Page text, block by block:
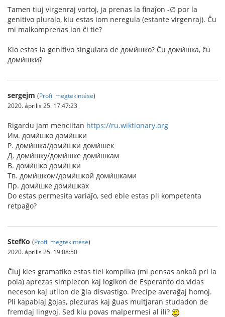
Tamen tiuj virgenraj vortoj, ja prenas la finaĵon -∅ por la
genitivo pluralo, kiu estas iom neregula (estante virgenraj). Ĉu
mi malkomprenas ion ĉi tie?
Kio estas la genitivo singulara de доми́шко? Ĉu доми́шка, ĉu
доми́шки?
sergejm (Profil megtekintése)
2020. április 25. 17:47:23
Rigardu jam menciitan https://ru.wiktionary.org
Им. доми́шко доми́шки
Р. доми́шка/доми́шки доми́шек
Д. доми́шку/доми́шке доми́шкам
В. доми́шко доми́шки
Тв. доми́шком/доми́шкой доми́шками
Пр. доми́шке доми́шках
Do estas permesita variaĵo, sed eble estas pli kompetenta
retpaĝo?
StefKo (Profil megtekintése)
2020. április 25. 19:08:50
Ĉiuj kies gramatiko estas tiel komplika (mi pensas ankaŭ pri la
pola) aprezas simplecon kaj logikon de Esperanto do vidas
neceson kaj utilon de ĝia disvastigo. Precipe averaĝaj homoj.
Pli kapablaj ĝojas, plezuras kaj ĝuas multjaran studadon de
fremdaj lingvoj. Sed kiu povas malpermesi al ili?